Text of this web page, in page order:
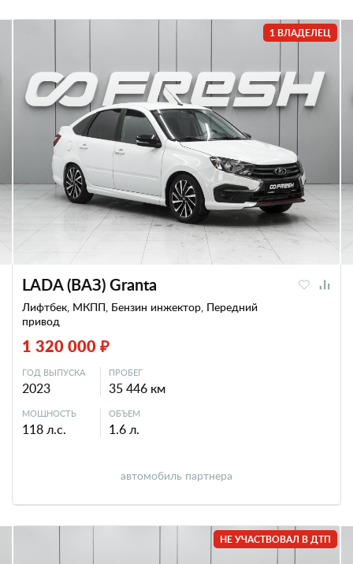
1 ВЛАДЕЛЕЦ
LADA (ВАЗ) Granta
Лифтбек, МКПП, Бензин инжектор, Передний
привод
1 320 000 ₽
ГОД ВЫПУСКА
2023
ПРОБЕГ
35 446 км
МОЩНОСТЬ
118 л.с.
ОБЪЕМ
1.6 л.
автомобиль партнера
НЕ УЧАСТВОВАЛ В ДТП